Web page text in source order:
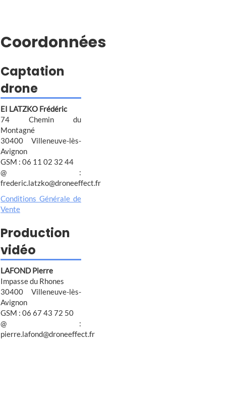
Coordonnées
Captation
drone
EI LATZKO Frédéric
74 Chemin du
Montagné
30400 Villeneuve-lès-
Avignon
GSM : 06 11 02 32 44
@ :
frederic.latzko@droneeffect.fr
Conditions Générale de
Vente
Production
vidéo
LAFOND Pierre
Impasse du Rhones
30400 Villeneuve-lès-
Avignon
GSM : 06 67 43 72 50
@ :
pierre.lafond@droneeffect.fr